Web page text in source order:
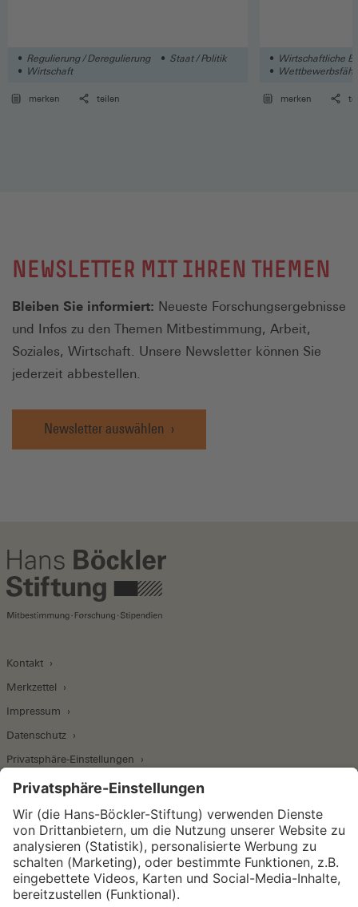
Regulierung / Deregulierung
Staat / Politik
Wirtschaft
merken teilen
Wirtschaftliche
merken
NEWSLETTER MIT IHREN THEMEN
Bleiben Sie informiert: Neueste Forschungsergebnisse
und Infos zu den Themen Mitbestimmung, Arbeit,
Soziales, Wirtschaft. Unsere Newsletter können Sie
jederzeit abbestellen.
Newsletter auswählen
Kontakt
Merkzettel
Impressum
Datenschutz
Privatsphäre-Einstellungen
Wirtschafts- und Sozialwissenschaftliches Institut
Institut für Makroökonomie und
Konjunkturforschung